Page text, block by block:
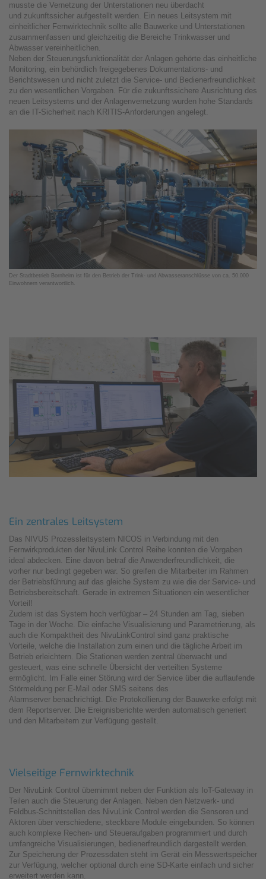
musste die Vernetzung der Unterstationen neu überdacht
und zukunftssicher aufgestellt werden. Ein neues Leitsystem mit
einheitlicher Fernwirktechnik sollte alle Bauwerke und Unterstationen
zusammenfassen und gleichzeitig die Bereiche Trinkwasser und
Abwasser vereinheitlichen.
Neben der Steuerungsfunktionalität der Anlagen gehörte das einheitliche
Monitoring, ein behördlich freigegebenes Dokumentations- und
Berichtswesen und nicht zuletzt die Service- und Bedienerfreundlichkeit
zu den wesentlichen Vorgaben. Für die zukunftssichere Ausrichtung des
neuen Leitsystems und der Anlagenvernetzung wurden hohe Standards
an die IT-Sicherheit nach KRITIS-Anforderungen angelegt.
Der Stadtbetrieb Bornheim ist für den Betrieb der Trink- und Abwasseranschlüsse von ca. 50.000
Einwohnern verantwortlich.
Ein zentrales Leitsystem
Das NIVUS Prozessleitsystem NICOS in Verbindung mit den
Fernwirkprodukten der NivuLink Control Reihe konnten die Vorgaben
ideal abdecken. Eine davon betraf die Anwenderfreundlichkeit, die
vorher nur bedingt gegeben war. So greifen die Mitarbeiter im Rahmen
der Betriebsführung auf das gleiche System zu wie die der Service- und
Betriebsbereitschaft. Gerade in extremen Situationen ein wesentlicher
Vorteil!
Zudem ist das System hoch verfügbar – 24 Stunden am Tag, sieben
Tage in der Woche. Die einfache Visualisierung und Parametrierung, als
auch die Kompaktheit des NivuLinkControl sind ganz praktische
Vorteile, welche die Installation zum einen und die tägliche Arbeit im
Betrieb erleichtern. Die Stationen werden zentral überwacht und
gesteuert, was eine schnelle Übersicht der verteilten Systeme
ermöglicht. Im Falle einer Störung wird der Service über die auﬂaufende
Störmeldung per E-Mail oder SMS seitens des
Alarmserver benachrichtigt. Die Protokollierung der Bauwerke erfolgt mit
dem Reportserver. Die Ereignisberichte werden automatisch generiert
und den Mitarbeitern zur Verfügung gestellt.
Vielseitige Fernwirktechnik
Der NivuLink Control übernimmt neben der Funktion als IoT-Gateway in
Teilen auch die Steuerung der Anlagen. Neben den Netzwerk- und
Feldbus-Schnittstellen des NivuLink Control werden die Sensoren und
Aktoren über verschiedene, steckbare Module eingebunden. So können
auch komplexe Rechen- und Steueraufgaben programmiert und durch
umfangreiche Visualisierungen, bedienerfreundlich dargestellt werden.
Zur Speicherung der Prozessdaten steht im Gerät ein Messwertspeicher
zur Verfügung, welcher optional durch eine SD-Karte einfach und sicher
erweitert werden kann.